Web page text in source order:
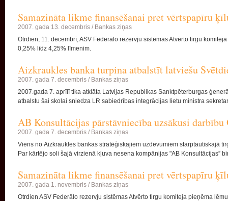
Samazināta likme finansēšanai pret vērtspapīru
2007. gada 13. decembris / Bankas ziņas
Otrdien, 11. decembrī, ASV Federālo rezervju sistēmas Atvērto tirgu
0,25% līdz 4,25% līmenim.
Aizkraukles banka turpina atbalstīt latviešu
2007. gada 7. decembris / Bankas ziņas
2007.gada 7. aprīlī tika atklāta Latvijas Republikas Sanktpēterburgas
atbalstu šai skolai sniedza LR sabiedrības integrācijas lietu ministra
AB Konsultācijas pārstāvniecība uzsākusi darbību
2007. gada 7. decembris / Bankas ziņas
Viens no Aizkraukles bankas stratēģiskajiem uzdevumiem starptautiskajā
Par kārtējo soli šajā virzienā kļuva nesena kompānijas "AB Konsultācijas”
Samazināta likme finansēšanai pret vērtspapīru
2007. gada 1. novembris / Bankas ziņas
Otrdien ASV Federālo rezervju sistēmas Atvērto tirgu komiteja pieņēma